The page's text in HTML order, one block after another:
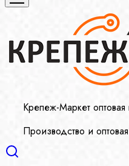
Крепеж-Маркет
Производство и